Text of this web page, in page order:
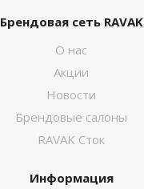
Брендовая сеть RAVAK
О нас
Акции
Новости
Брендовые салоны
RAVAK Сток
Информация